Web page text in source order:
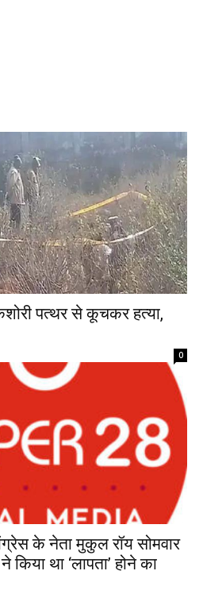
पत्थर से कूचकर हत्या,
0
के नेता मुकुल रॉय सोमवार
किया था ‘लापता’ होने का